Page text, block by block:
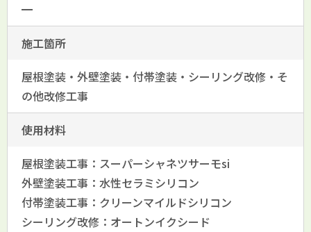
━
施工箇所
屋根塗装・外壁塗装・付帯塗装・シーリング改修・そ
の他改修工事
使用材料
屋根塗装工事：スーパーシャネツサーモsi
外壁塗装工事：水性セラミシリコン
付帯塗装工事：クリーンマイルドシリコン
シーリング改修：オートンイクシード